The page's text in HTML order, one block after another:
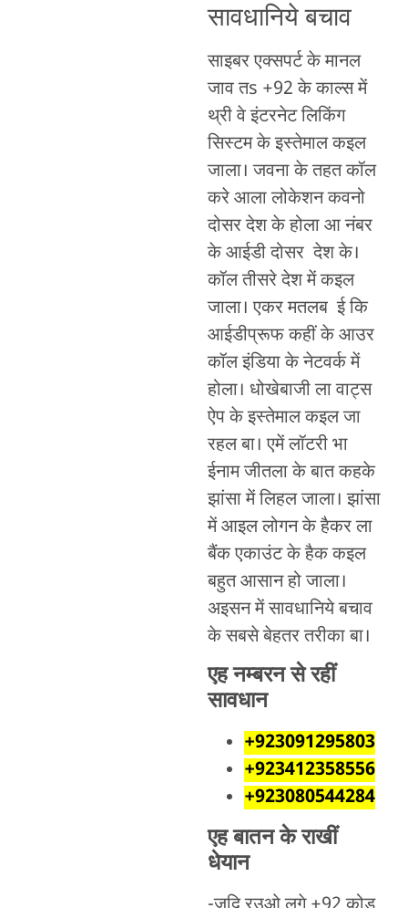
सावधानिये बचाव
साइबर एक्सपर्ट के मानल
जाव तs +92 के काल्स में
थ्री वे इंटरनेट लिकिंग
सिस्टम के इस्तेमाल कइल
जाला। जवना के तहत कॉल
करे आला लोकेशन कवनो
दोसर देश के होला आ नंबर
के आईडी दोसर देश के।
कॉल तीसरे देश में कइल
जाला। एकर मतलब ई कि
आईडीप्रूफ कहीं के आउर
कॉल इंडिया के नेटवर्क में
होला। धोखेबाजी ला वाट्स
ऐप के इस्तेमाल कइल जा
रहल बा। एमें लॉटरी भा
ईनाम जीतला के बात कहके
झांसा में लिहल जाला। झांसा
में आइल लोगन के हैकर ला
बैंक एकाउंट के हैक कइल
बहुत आसान हो जाला।
अइसन में सावधानिये बचाव
के सबसे बेहतर तरीका बा।
एह नम्बरन से रहीं
सावधान
+923091295803
+923412358556
+923080544284
एह बातन के राखीं
धेयान